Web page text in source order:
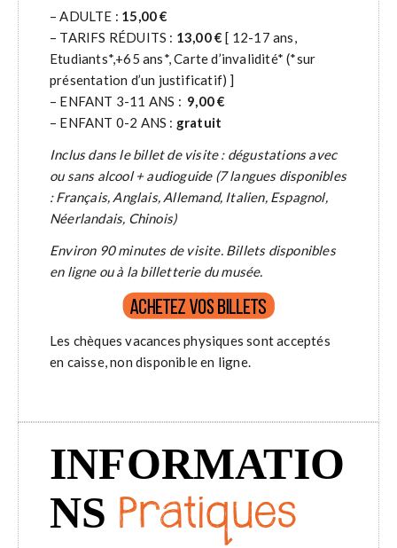
– ADULTE : 15,00 €
– TARIFS RÉDUITS : 13,00 € [ 12-17 ans,
Etudiants*,+65 ans*, Carte d’invalidité* (*sur
présentation d’un justificatif) ]
– ENFANT 3-11 ANS : 9,00 €
– ENFANT 0-2 ANS : gratuit
Inclus dans le billet de visite : dégustations avec
ou sans alcool + audioguide (7 langues disponibles
: Français, Anglais, Allemand, Italien, Espagnol,
Néerlandais, Chinois)
Environ 90 minutes de visite. Billets disponibles
en ligne ou à la billetterie du musée.
Les chèques vacances physiques sont acceptés
en caisse, non disponible en ligne.
INFORMATIO
NS Pratiques